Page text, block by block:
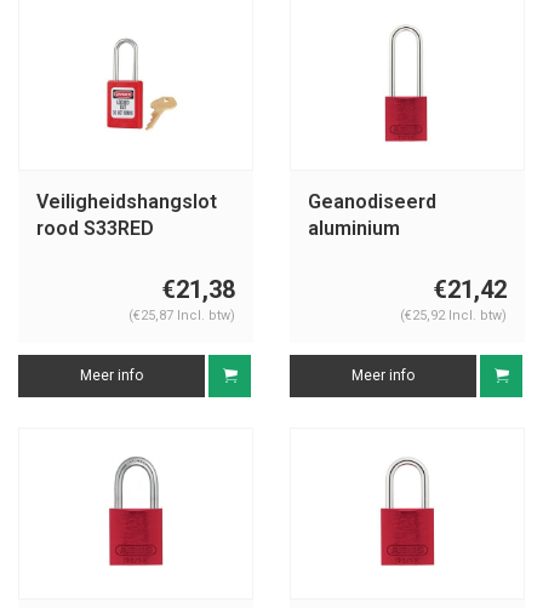
Veiligheidshangslot
rood S33RED
€21,38
(€25,87 Incl. btw)
Meer info
Geanodiseerd
aluminium
rood 72/30HB50 ROT
€21,42
(€25,92 Incl. btw)
Meer info